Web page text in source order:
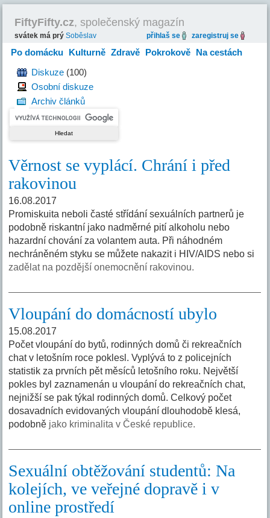
FiftyFifty.cz, společenský magazín
svátek má prýSoběslav přihlaš se zaregistruj se
Po domácku Kulturně Zdravě Pokrokově Na cestách
HravěDiskuze (100)
Osobní diskuze
Archiv článků
Věrnost se vyplácí. Chrání i před
rakovinou
16.08.2017
Promiskuita neboli časté střídání sexuálních partnerů je
podobně riskantní jako nadměrné pití alkoholu nebo
hazardní chování za volantem auta. Při náhodném
nechráněném styku se můžete nakazit i HIV/AIDS nebo si
zadělat na pozdější onemocnění rakovinou.
Vloupání do domácností ubylo
15.08.2017
Počet vloupání do bytů, rodinných domů či rekreačních
chat v letošním roce poklesl. Vyplývá to z policejních
statistik za prvních pět měsíců letošního roku. Největší
pokles byl zaznamenán u vloupání do rekreačních chat,
nejnižší se pak týkal rodinných domů. Celkový počet
dosavadních evidovaných vloupání dlouhodobě klesá,
podobně jako kriminalita v České republice.
Sexuální obtěžování studentů: Na
kolejích, ve veřejné dopravě i v
online prostředí